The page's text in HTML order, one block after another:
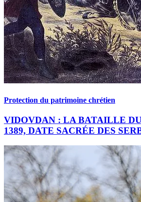
Protection du patrimoine chrétien
VIDOVDAN : LA BATAILLE
1389, DATE SACRÉE DES